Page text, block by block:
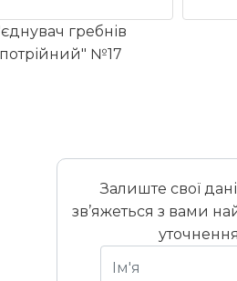
гребнів
№17
Залиште свої
зв’яжеться з вами